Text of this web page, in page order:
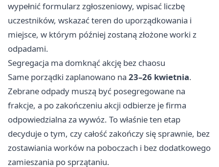
wypełnić formularz zgłoszeniowy, wpisać liczbę
uczestników, wskazać teren do uporządkowania i
miejsce, w którym później zostaną złożone worki z
odpadami.
Segregacja ma domknąć akcję bez chaosu
Same porządki zaplanowano na 23–26 kwietnia.
Zebrane odpady muszą być posegregowane na
frakcje, a po zakończeniu akcji odbierze je firma
odpowiedzialna za wywóz. To właśnie ten etap
decyduje o tym, czy całość zakończy się sprawnie, bez
zostawiania worków na poboczach i bez dodatkowego
zamieszania po sprzątaniu.